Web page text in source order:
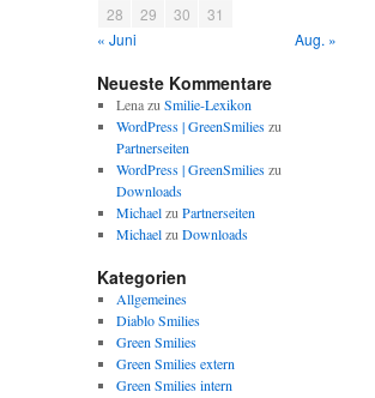
28
29 30
31
« Juni
Aug. »
Neueste Kommentare
Lenazu Smilie-Lexikon
WordPress | GreenSmilieszu
Partnerseiten
WordPress | GreenSmilieszu
Downloads
Michaelzu Partnerseiten
Michaelzu Downloads
Kategorien
Allgemeines
Diablo Smilies
Green Smilies
Green Smilies extern
Green Smilies intern